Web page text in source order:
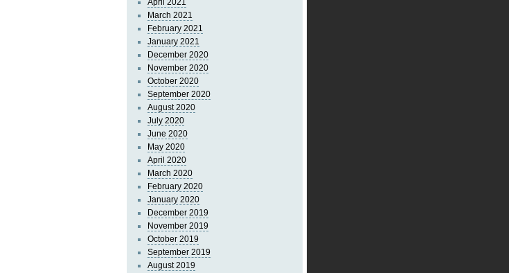
April 2021
March 2021
February 2021
January 2021
December 2020
November 2020
October 2020
September 2020
August 2020
July 2020
June 2020
May 2020
April 2020
March 2020
February 2020
January 2020
December 2019
November 2019
October 2019
September 2019
August 2019